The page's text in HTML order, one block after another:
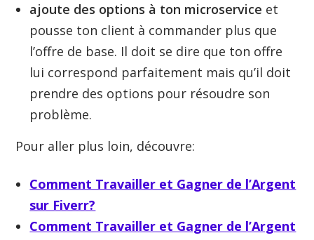
ajoute des options à ton microservice et
pousse ton client à commander plus que
l’offre de base. Il doit se dire que ton offre
lui correspond parfaitement mais qu’il doit
prendre des options pour résoudre son
problème.
Pour aller plus loin, découvre:
Comment Travailler et Gagner de l’Argent
sur Fiverr?
Comment Travailler et Gagner de l’Argent